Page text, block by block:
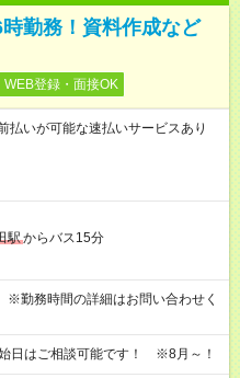
勤務！資料作成など
WEB登録・面接OK
いが可能な速払いサービスあり
駅からバス15分
務時間の詳細はお問い合わせく
日はご相談可能です！ ※8月～！